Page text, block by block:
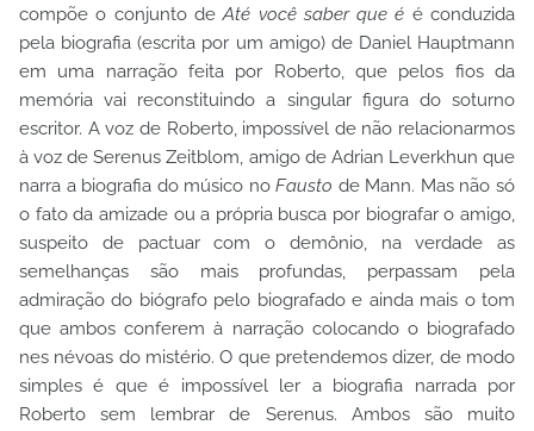
compõe o conjunto deAté você saber que é é conduzida
pela biografia (escrita por um amigo) de Daniel Hauptmann
em uma narração feita por Roberto, que pelos fios da
memória vai reconstituindo a singular figura do soturno
escritor. A voz de Roberto, impossível de não relacionarmos
à voz de Serenus Zeitblom, amigo de Adrian Leverkhun que
narra a biografia do músico noFausto de Mann. Mas não só
o fato da amizade ou a própria busca por biografar o amigo,
suspeito de pactuar com o demônio, na verdade as
semelhanças são mais profundas, perpassam pela
admiração do biógrafo pelo biografado e ainda mais o tom
que ambos conferem à narração colocando o biografado
nes névoas do mistério. O que pretendemos dizer, de modo
simples é que é impossível ler a biografia narrada por
Roberto sem lembrar de Serenus. Ambos são muito